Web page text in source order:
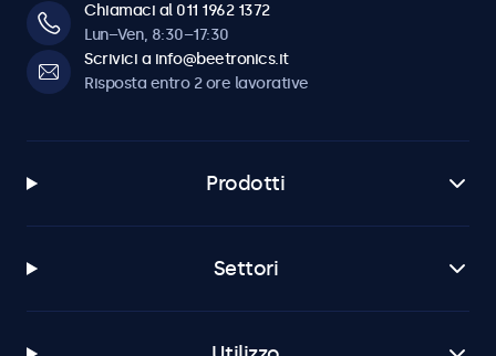
Chiamaci al 011 1962 1372
Lun–Ven, 8:30–17:30
Scrivici a info@beetronics.it
Risposta entro 2 ore lavorative
Prodotti
Settori